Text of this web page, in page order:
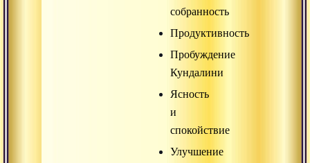
собранность
Продуктивность
Пробуждение
Кундалини
Ясность
и
спокойствие
Улучшение